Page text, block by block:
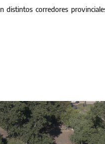
distintos corredores